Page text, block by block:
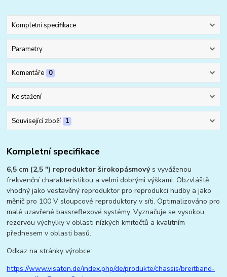
Kompletní specifikace
Parametry
Komentáře 0
Ke stažení
Související zboží 1
Kompletní specifikace
6,5 cm (2,5 ") reproduktor širokopásmovýs vyváženou
frekvenční charakteristikou a velmi dobrými výškami. Obzvláště
vhodný jako vestavěný reproduktor pro reprodukci hudby a jako
měnič pro 100 V sloupcové reproduktory v síti. Optimalizováno pro
malé uzavřené bassreflexové systémy. Vyznačuje se vysokou
rezervou výchylky v oblasti nízkých kmitočtů a kvalitním
přednesem v oblasti basů.
Odkaz na stránky výrobce:
https://www.visaton.de/index.php/de/produkte/chassis/breitband-